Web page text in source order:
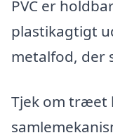
PVC er
plastikagtigt
metalfod, der
Tjek om træet